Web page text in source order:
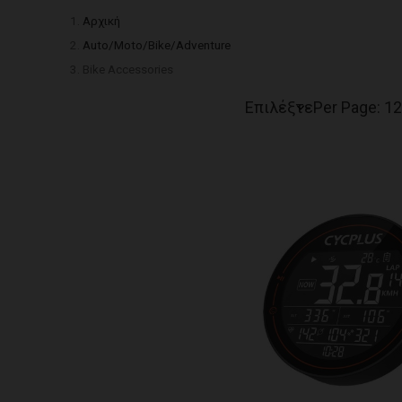
Αρχική
Auto/Moto/Bike/Adventure
ΕπιλέξτεPer Page: 12